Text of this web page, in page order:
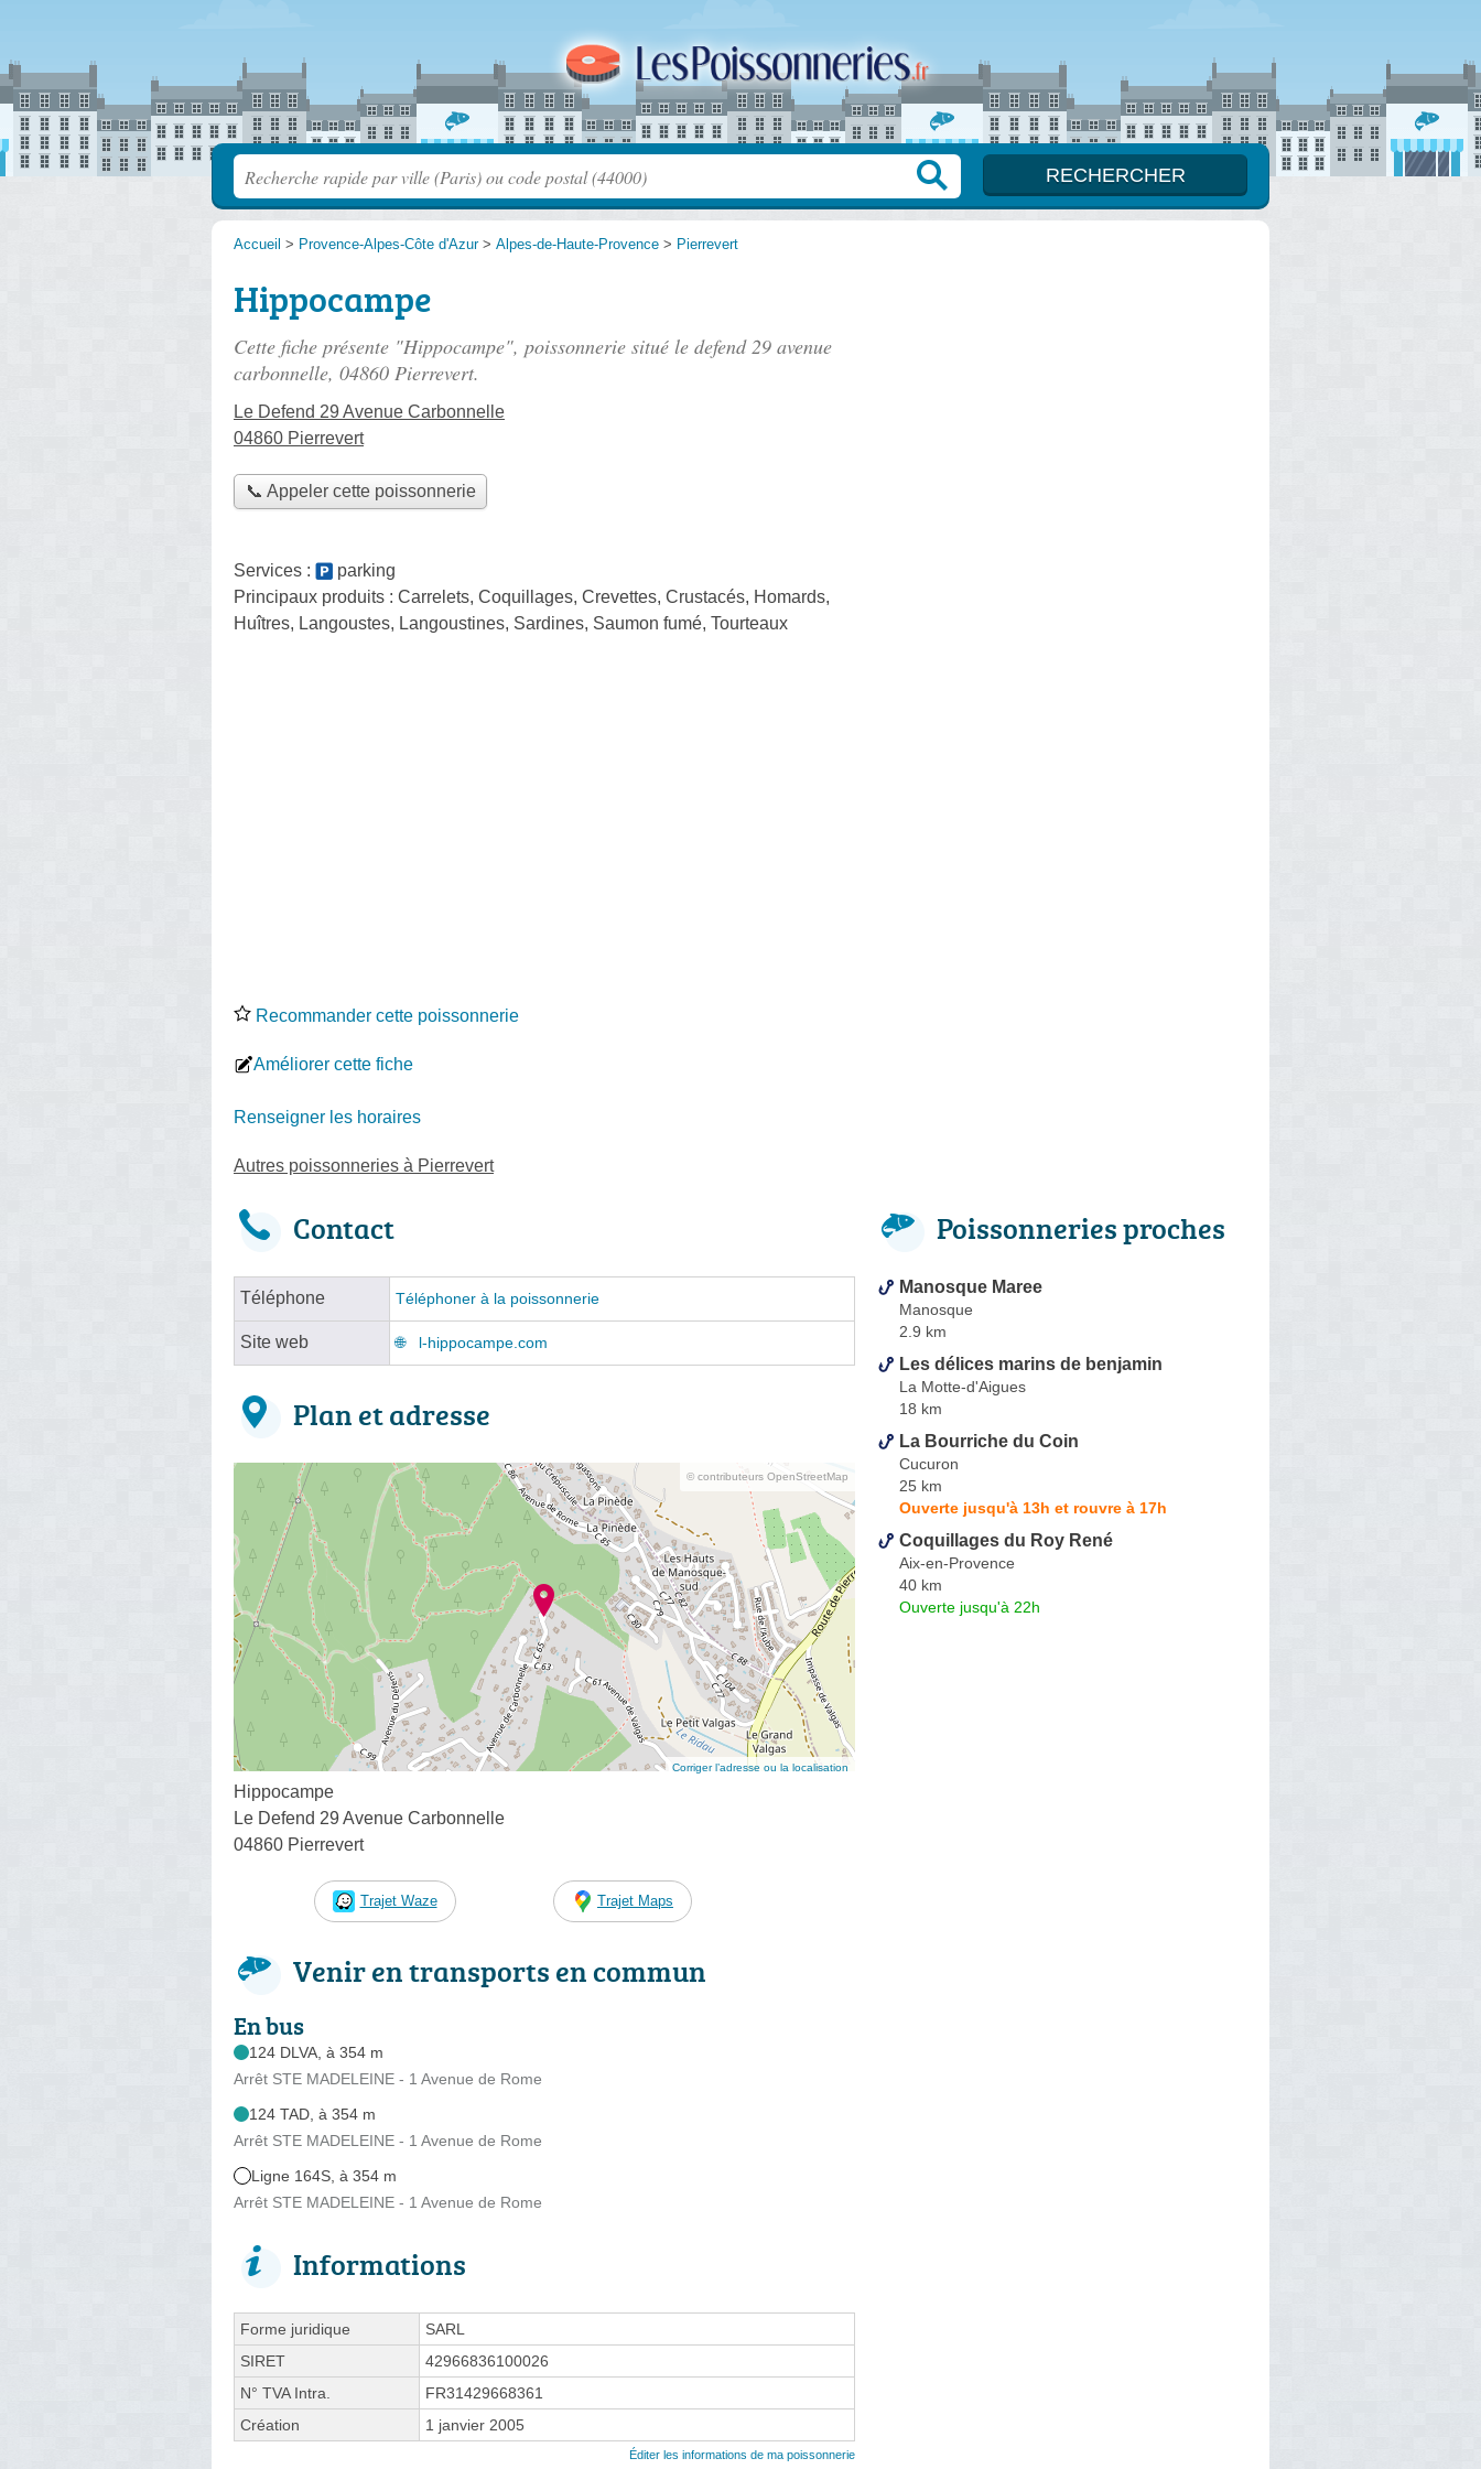
Accueil > Provence-Alpes-Côte d'Azur> Alpes-de-Haute-Provence > Pierrevert
Hippocampe
Cette fiche présente "Hippocampe", poissonnerie situé le defend 29 avenue
carbonnelle, 04860 Pierrevert.
Le Defend 29 Avenue Carbonnelle
04860 Pierrevert
📞 Appeler cette poissonnerie
Services :
parking
Principaux produits : Carrelets, Coquillages, Crevettes, Crustacés, Homards,
Huîtres, Langoustes, Langoustines, Sardines, Saumon fumé, Tourteaux
Recommander cette poissonnerie
Améliorer cette fiche
Renseigner les horaires
Autres poissonneries à Pierrevert
Contact
Téléphone Téléphoner à la poissonnerie
Site web l-hippocampe.com
Plan et adresse
© contributeurs OpenStreetMap
Corriger l’adresse ou la localisation
Hippocampe
Le Defend 29 Avenue Carbonnelle
04860 Pierrevert
Trajet Waze Trajet Maps
Venir en transports en commun
En bus
124 DLVA, à 354 m
Arrêt STE MADELEINE - 1 Avenue de Rome
124 TAD, à 354 m
Arrêt STE MADELEINE - 1 Avenue de Rome
Ligne 164S, à 354 m
Arrêt STE MADELEINE - 1 Avenue de Rome
Informations
Forme juridique
SARL
SIRET
42966836100026
N° TVA Intra.
FR31429668361
Création
1 janvier 2005
Éditer les informations de ma poissonnerie
Poissonneries proches
Manosque Maree
Manosque
2.9 km
Les délices marins de benjamin
La Motte-d'Aigues
18 km
La Bourriche du Coin
Cucuron
25 km
Ouverte jusqu'à 13h et rouvre à 17h
Coquillages du Roy René
Aix-en-Provence
40 km
Ouverte jusqu'à 22h